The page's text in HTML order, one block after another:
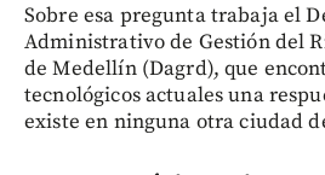
Sobre esa pregunta trabaja el
Administrativo de Gestión del
de Medellín (Dagrd), que
tecnológicos actuales una
existe en ninguna otra ciudad